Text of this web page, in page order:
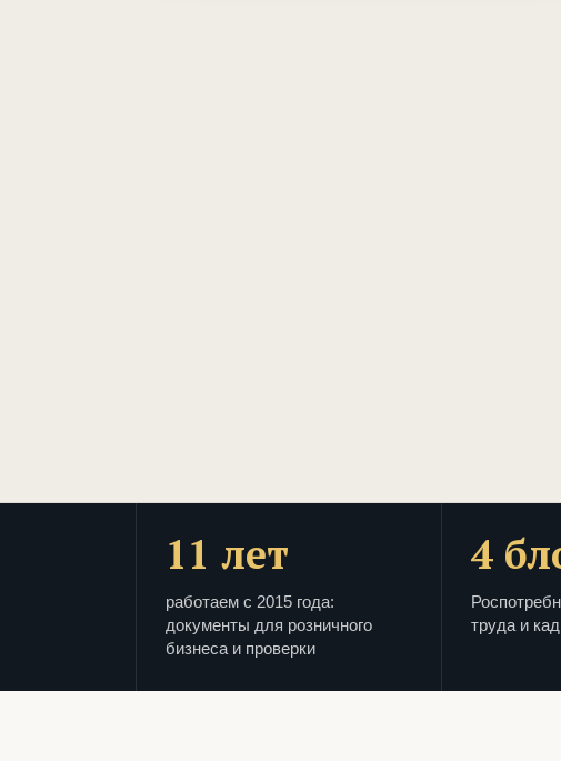
11 лет
работаем с 2015 года:
документы для розничного
бизнеса и проверки
4
труда и